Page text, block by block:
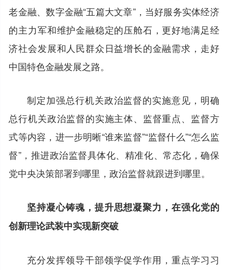
老金融、数字金融“五篇大文章”，当好服务实体经济
的主力军和维护金融稳定的压舱石，更好地满足经
济社会发展和人民群众日益增长的金融需求，走好
中国特色金融发展之路。
制定加强总行机关政治监督的实施意见，明确
总行机关政治监督的实施主体、监督重点、监督方
式等内容，进一步明晰“谁来监督”“监督什么”“怎么监
督”，推进政治监督具体化、精准化、常态化，确保
党中央决策部署到哪里，政治监督就跟进到哪里。
坚持凝心铸魂，提升思想凝聚力，在强化党的
创新理论武装中实现新突破
充分发挥领导干部领学促学作用，重点学习习